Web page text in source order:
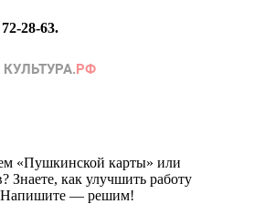
28-63.
«Пушкинской карты» или
Знаете, как улучшить работу
Напишите — решим!